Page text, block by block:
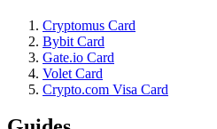
Cryptomus Card
Bybit Card
Gate.io Card
Volet Card
Crypto.com Visa Card